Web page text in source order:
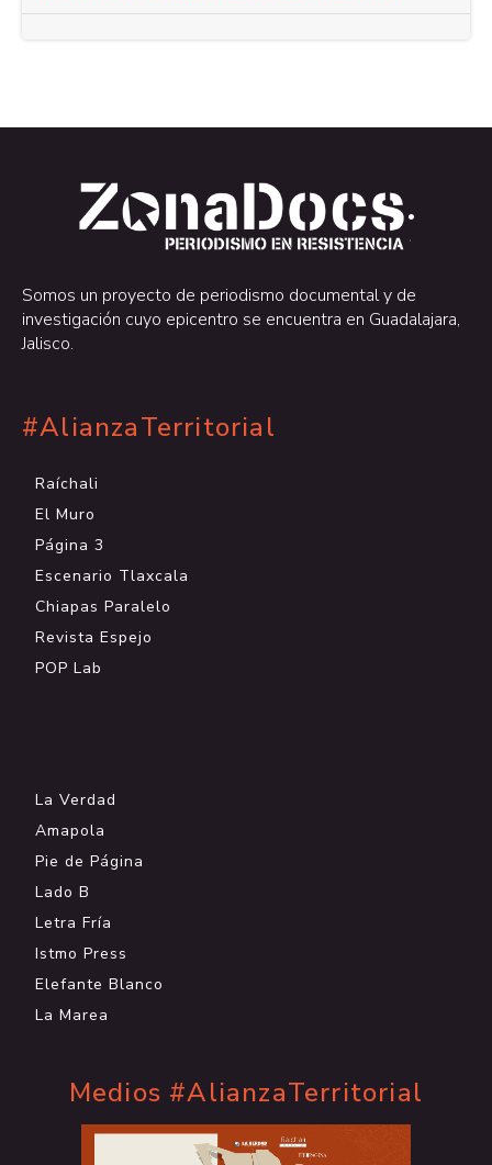
.
.
Somos un proyecto de periodismo documental y de
investigación cuyo epicentro se encuentra en Guadalajara,
Jalisco.
#AlianzaTerritorial
Raíchali
El Muro
Página 3
Escenario Tlaxcala
Chiapas Paralelo
Revista Espejo
POP Lab
La Verdad
Amapola
Pie de Página
Lado B
Letra Fría
Istmo Press
Elefante Blanco
La Marea
Medios #AlianzaTerritorial